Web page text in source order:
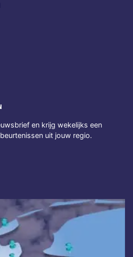
en krijg wekelijks een
uit jouw regio.